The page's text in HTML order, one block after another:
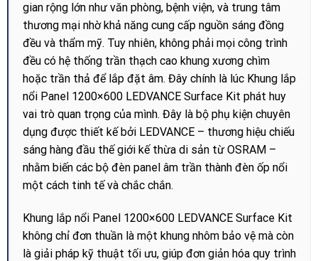
gian rộng lớn như văn phòng, bệnh viện, và trung tâm
thương mại nhờ khả năng cung cấp nguồn sáng đồng
đều và thẩm mỹ. Tuy nhiên, không phải mọi công trình
đều có hệ thống trần thạch cao khung xương chìm
hoặc trần thả để lắp đặt âm. Đây chính là lúc Khung lắp
nổi Panel 1200×600 LEDVANCE Surface Kit phát huy
vai trò quan trọng của mình. Đây là bộ phụ kiện chuyên
dụng được thiết kế bởi LEDVANCE – thương hiệu chiếu
sáng hàng đầu thế giới kế thừa di sản từ OSRAM –
nhằm biến các bộ đèn panel âm trần thành đèn ốp nổi
một cách tinh tế và chắc chắn.
Khung lắp nổi Panel 1200×600 LEDVANCE Surface Kit
không chỉ đơn thuần là một khung nhôm bảo vệ mà còn
là giải pháp kỹ thuật tối ưu, giúp đơn giản hóa quy trình